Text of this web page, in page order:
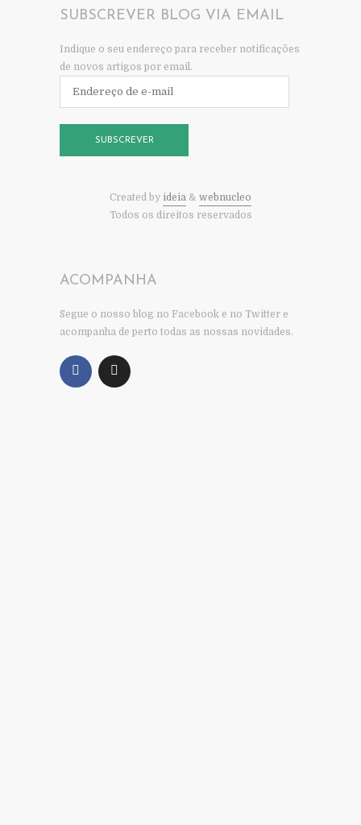
SUBSCREVER BLOG VIA EMAIL
Indique o seu endereço para receber notificações
de novos artigos por email.
SUBSCREVER
Created by ideia & webnucleo
Todos os direitos reservados
ACOMPANHA
Segue o nosso blog no Facebook e no Twitter e
acompanha de perto todas as nossas novidades.